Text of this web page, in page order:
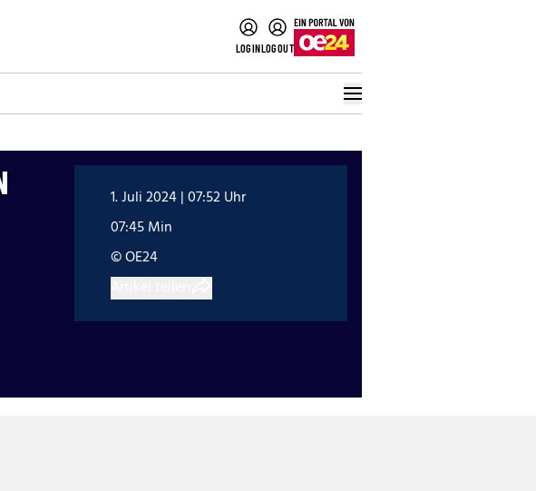
LOGINLOGOUT
1. Juli 2024 | 07:52 Uhr
07:45 Min
© OE24